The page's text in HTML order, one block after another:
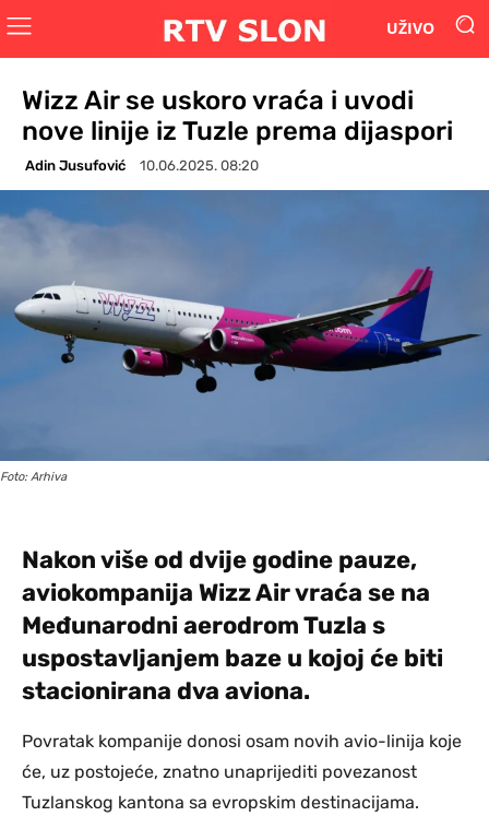
UŽIVO
Wizz Air se uskoro vraća i uvodi
nove linije iz Tuzle prema dijaspori
Adin Jusufović 10.06.2025. 08:20
Foto: Arhiva
Nakon više od dvije godine pauze,
aviokompanija Wizz Air vraća se na
Međunarodni aerodrom Tuzla s
uspostavljanjem baze u kojoj će biti
stacionirana dva aviona.
Povratak kompanije donosi osam novih avio-linija koje
će, uz postojeće, znatno unaprijediti povezanost
Tuzlanskog kantona sa evropskim destinacijama.